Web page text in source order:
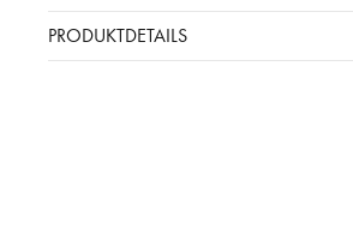
PRODUKTDETAILS